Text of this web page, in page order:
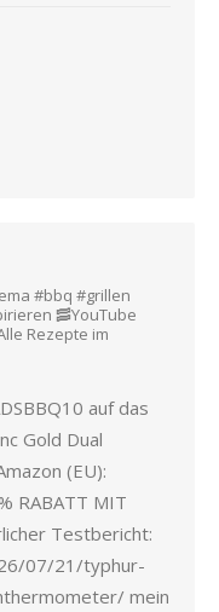
#bbq #grillen
🥓YouTube
Rezepte im